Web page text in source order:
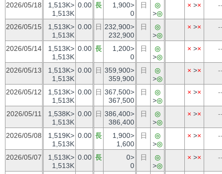
2026/05/18
1,513K>
1,513K
0.00 長
1,900>
0
日
◎
>◎
× >×
2026/05/15
1,513K>
1,513K
0.00 日 232,900>
232,900
日
◎
>◎
× >×
2026/05/14
1,513K>
1,513K
0.00 長
1,200>
0
日
◎
>◎
× >×
2026/05/13
1,513K>
1,513K
0.00 日 359,900>
359,900
日
◎
>◎
× >×
2026/05/12
1,513K>
1,513K
0.00 日 367,500>
367,500
日
◎
>◎
× >×
2026/05/11
1,538K>
1,513K
0.00 日 386,400>
386,400
日
◎
>◎
× >×
2026/05/08
1,519K>
1,513K
0.00 長
1,900>
1,600
日
◎
>◎
× >×
2026/05/07
1,513K>
1,513K
0.00 長
0>
0
日
◎
>◎
× >×